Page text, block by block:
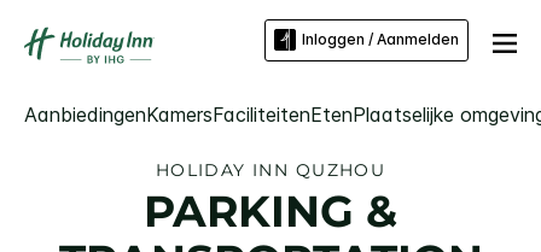
Inloggen / Aanmelden
AanbiedingenKamersFaciliteitenEtenPlaatselijke
HOLIDAY INN QUZHOU
PARKING &